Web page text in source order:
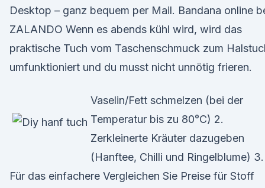
Desktop – ganz bequem per Mail. Bandana online
ZALANDO Wenn es abends kühl wird, wird das
praktische Tuch vom Taschenschmuck zum
umfunktioniert und du musst nicht unnötig frieren.
Vaselin/Fett schmelzen (bei der
Temperatur bis zu 80°C) 2.
Zerkleinerte Kräuter dazugeben
(Hanftee, Chilli und Ringelblume) 3.
Für das einfachere Vergleichen Sie Preise für Stoff